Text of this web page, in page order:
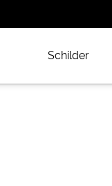
Schilder